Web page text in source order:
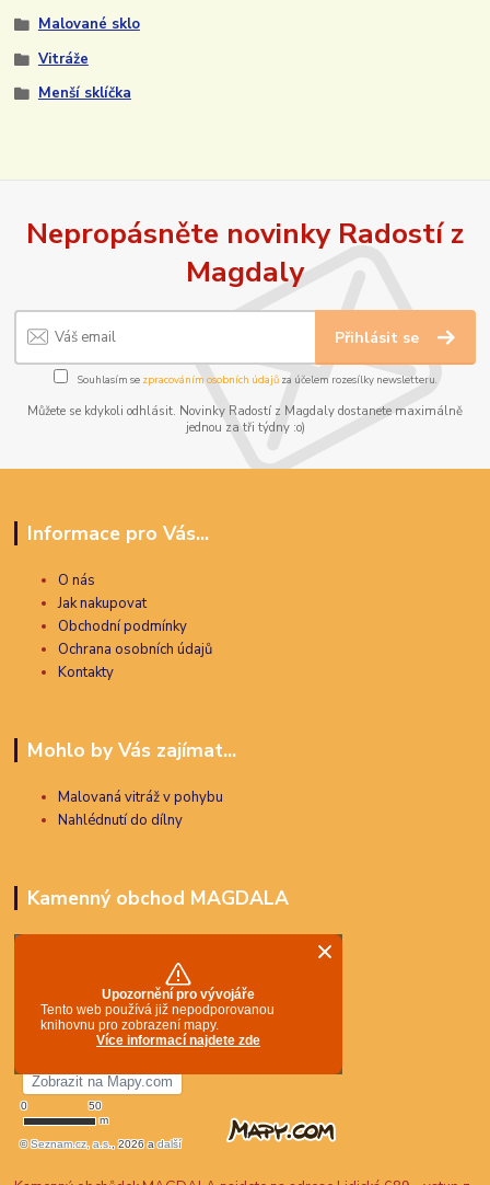
Malované sklo
Vitráže
Menší sklíčka
Nepropásněte novinky Radostí z
Magdaly
Přihlásit se
Souhlasím se zpracováním osobních údajůza účelem rozesílky newsletteru.
Můžete se kdykoli odhlásit. Novinky Radostí z Magdaly dostanete maximálně
jednou za tři týdny :o)
Informace pro Vás...
O nás
Jak nakupovat
Obchodní podmínky
Ochrana osobních údajů
Kontakty
Mohlo by Vás zajímat...
Malovaná vitráž v pohybu
Nahlédnutí do dílny
Kamenný obchod MAGDALA